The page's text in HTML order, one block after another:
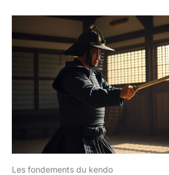
Les fondements du kendo